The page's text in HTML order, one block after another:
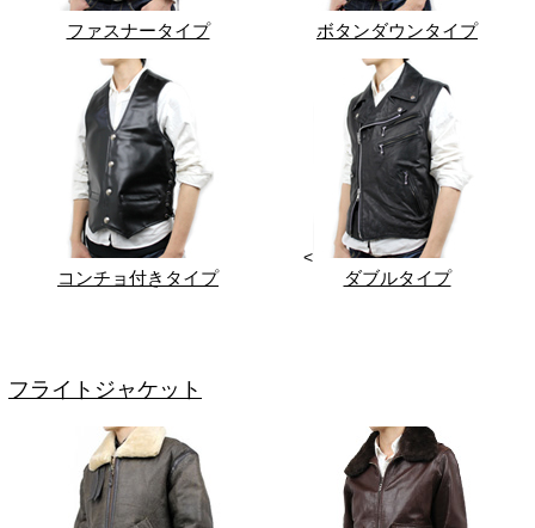
ファスナータイプ ボタンダウンタイプ
コンチョ付きタイプ
<
ダブルタイプ
フライトジャケット